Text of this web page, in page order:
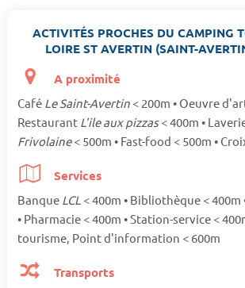
ACTIVITÉS PROCHES DU CAMPING
LOIRE ST AVERTIN (SAINT-
A proximité
Café Le Saint-Avertin < 200m • Oeuvre
Restaurant L'ile aux pizzas< 400m •
Frivolaine< 500m • Fast-food < 500m •
Services
Banque LCL < 400m • Bibliothèque < 400m
• Pharmacie < 400m • Station-service <
tourisme, Point d'information < 600m
Transports